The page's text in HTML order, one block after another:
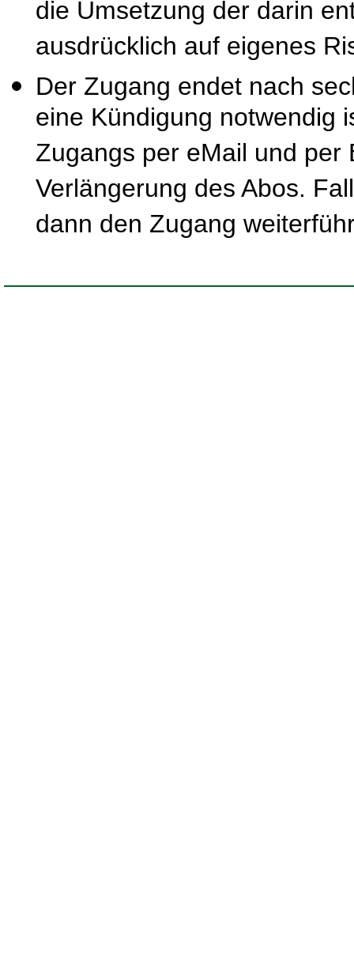
die Umsetzung der darin
ausdrücklich auf eigenes
Der Zugang endet nach
eine Kündigung notwendig
Zugangs per eMail und per
Verlängerung des Abos.
dann den Zugang